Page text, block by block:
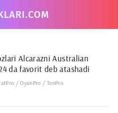
Alcarazni Australian
da favorit deb atashadi
/ OyunPro / TenPro